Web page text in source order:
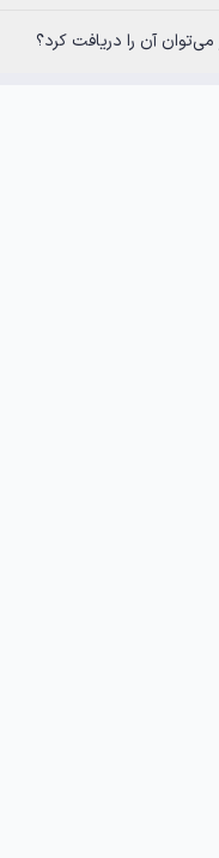
آن را دریافت کرد؟